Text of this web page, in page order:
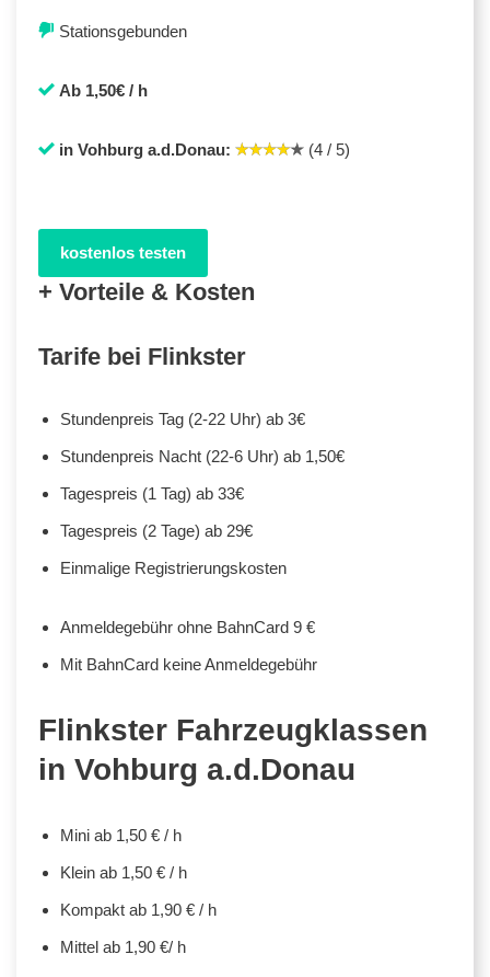
Stationsgebunden
Ab 1,50€ / h
in Vohburg a.d.Donau: (4 / 5)
kostenlos testen
+ Vorteile & Kosten
Tarife bei Flinkster
Stundenpreis Tag (2-22 Uhr) ab 3€
Stundenpreis Nacht (22-6 Uhr) ab 1,50€
Tagespreis (1 Tag) ab 33€
Tagespreis (2 Tage) ab 29€
Einmalige Registrierungskosten
Anmeldegebühr ohne BahnCard 9 €
Mit BahnCard keine Anmeldegebühr
Flinkster Fahrzeugklassen
in Vohburg a.d.Donau
Mini ab 1,50 € / h
Klein ab 1,50 € / h
Kompakt ab 1,90 € / h
Mittel ab 1,90 €/ h